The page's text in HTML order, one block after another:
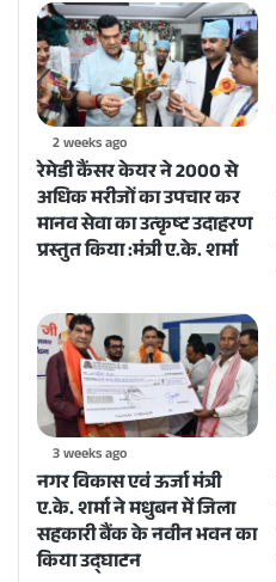
2 weeks ago
रेमेडी कैंसर केयर ने 2000 से
अधिक मरीजों का उपचार कर
मानव सेवा का उत्कृष्ट उदाहरण
प्रस्तुत किया :मंत्री ए.के. शर्मा
3 weeks ago
नगर विकास एवं ऊर्जा मंत्री
ए.के. शर्मा ने मधुबन में जिला
सहकारी बैंक के नवीन भवन का
किया उद्घाटन